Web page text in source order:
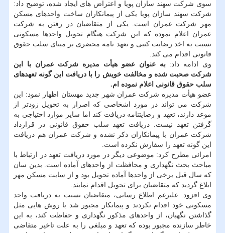
سوی شرکت سهند سازان پویا و اعتراض های ایجاد شده، توضیح داد:
شرکت سهند سازان پویا یکی از پیمانکاران ساخت واحدهای مسکن
مهر شرکت عمران است. یکی از متقاضیان در رفتن به شرکت
عمران اعلام نموده که این شرکت هنگام تحویل واحدها مسکونی
نسبت به اخد رضایت کتبی و تعهد نامه محضری بر مبنای سلب حقوق
قانونی اقدام می کند.
وی ادامه داد:به عنوان عضو هیأت مدیره شرکت عمران با این
شرکت صحبت شده و مخالفت خویش را با دریافت این گونه تعهدهای
سلب حقوق قانونی اعلام نموده ام.
عضو هیأت مدیره شرکت عمران شهر جدید مهستان اظهار نمود: این
شرکت می تواند در مورد اشخاصی که اصرار به تحویل زودتر از
موعد دارند، تعهد و رضایتنامه دریافت کند اما سایر موارد احتیاجی به
گرفتن تعهد نیست. دریافت تعهد سلب حقوق قانونی در قرارداد
شرکت عمران با پیمانکاران ذکر نشده و شرکت عمران هم دریافت
این گونه تعهد را سفارش نکرده است.
امرائی مطرح کرد: موضوعی دیگر در مورد دریافت تعهد در ارتباط با
مباحث بحث نگهداری و محافظت از واحدهای آماده است. بدین سان
که سال قبل برخی از واحدها آماده تحویل بود و از سایت مسکن مهر
ابلاغ گردید که متقاضیان برای تحویل اقدام نمایند.
وی افزود: علیرغم اطلاع رسانی، متقاضیان نسبت به دریافت واحد
مسکونی خود اقدام نکردند و پیمانکار مجبور شد با روش هایی مثل
گذاشتن نگهبان، از واحدهای مذکور نگهداری و حفاظت کند، به این
خاطر سازنده مجبور بوده که تعهد و مبلغی را به علت تاخیر متقاضی